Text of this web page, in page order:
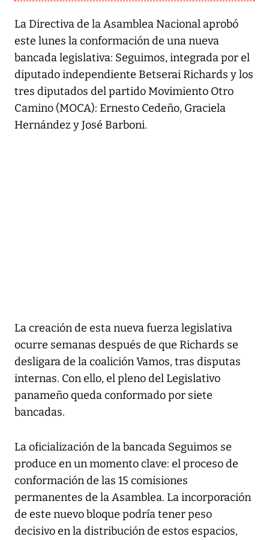
La Directiva de la Asamblea Nacional aprobó
este lunes la conformación de una nueva
bancada legislativa: Seguimos, integrada por el
diputado independiente Betserai Richards y los
tres diputados del partido Movimiento Otro
Camino (MOCA): Ernesto Cedeño, Graciela
Hernández y José Barboni.
La creación de esta nueva fuerza legislativa
ocurre semanas después de que Richards se
desligara de la coalición Vamos, tras disputas
internas. Con ello, el pleno del Legislativo
panameño queda conformado por siete
bancadas.
La oficialización de la bancada Seguimos se
produce en un momento clave: el proceso de
conformación de las 15 comisiones
permanentes de la Asamblea. La incorporación
de este nuevo bloque podría tener peso
decisivo en la distribución de estos espacios,